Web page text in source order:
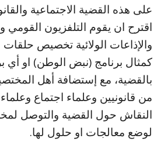
على هذه القضية الاجتماعية
اقترح ان يقوم التلفزيون القومي
والإذاعات الولائية تخصيص
كمثال برنامج (نبض الوطن) او
بالقضية، مع إستضافة أهل
من قانونيين وعلماء اجتماع
النقاش حول القضية والتوصل
لوضع معالجات او حلول لها.